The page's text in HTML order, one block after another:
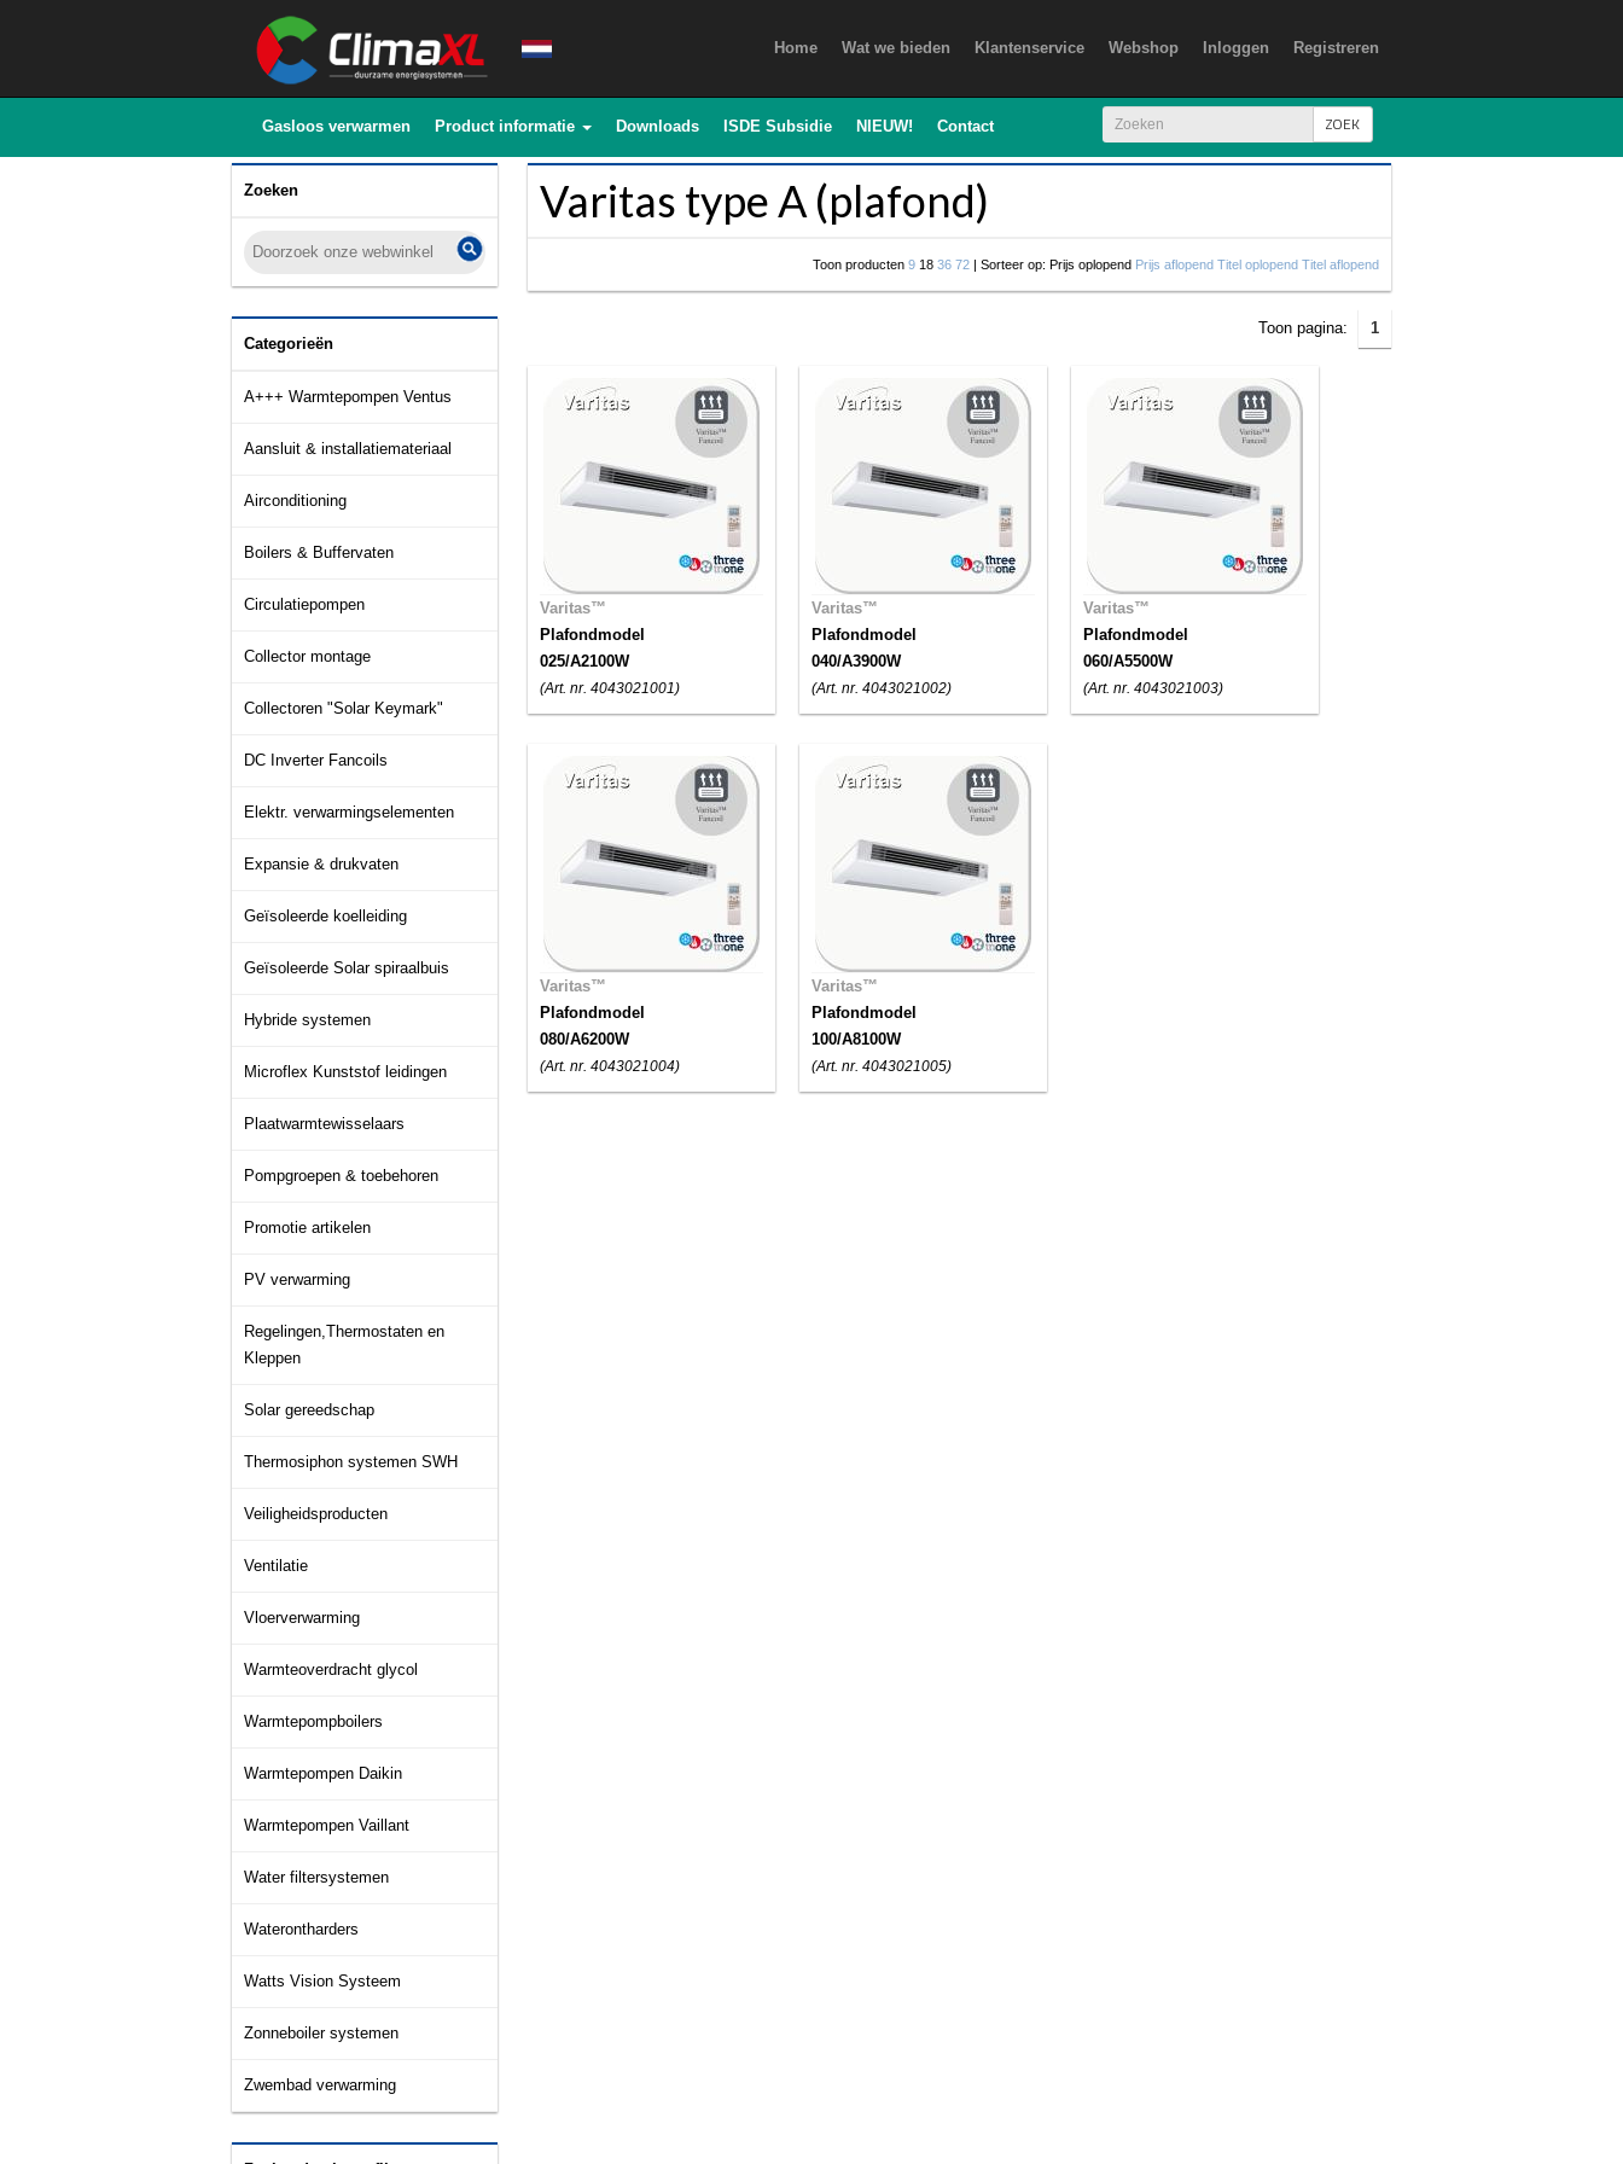
Home Wat we bieden Klantenservice Webshop Inloggen Registreren
Gasloos verwarmen Product informatie Downloads ISDE Subsidie NIEUW! Contact ZOEK
Zoeken
Categorieën
A+++ Warmtepompen Ventus
Aansluit & installatiemateriaal
Airconditioning
Boilers & Buffervaten
Circulatiepompen
Collector montage
Collectoren "Solar Keymark"
DC Inverter Fancoils
Elektr. verwarmingselementen
Expansie & drukvaten
Geïsoleerde koelleiding
Geïsoleerde Solar spiraalbuis
Hybride systemen
Microflex Kunststof leidingen
Plaatwarmtewisselaars
Pompgroepen & toebehoren
Promotie artikelen
PV verwarming
Regelingen,Thermostaten en
Kleppen
Solar gereedschap
Thermosiphon systemen SWH
Veiligheidsproducten
Ventilatie
Vloerverwarming
Warmteoverdracht glycol
Warmtepompboilers
Warmtepompen Daikin
Warmtepompen Vaillant
Water filtersystemen
Waterontharders
Watts Vision Systeem
Zonneboiler systemen
Zwembad verwarming
Varitas type A (plafond)
Toon producten 9 18 36 72 | Sorteer op: Prijs oplopend Prijs aflopend Titel oplopend Titel aflopend
Toon pagina: 1
Varitas™
Plafondmodel
025/A2100W
(Art. nr. 4043021001)
Varitas™
Plafondmodel
040/A3900W
(Art. nr. 4043021002)
Varitas™
Plafondmodel
060/A5500W
(Art. nr. 4043021003)
Varitas™
Plafondmodel
080/A6200W
(Art. nr. 4043021004)
Varitas™
Plafondmodel
100/A8100W
(Art. nr. 4043021005)